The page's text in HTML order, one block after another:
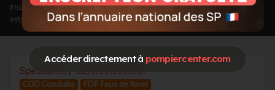
Accéder directement à pompiercenter.com
Inscrit depuis le 18/04/2024 à 14:44
Informations mises à jour le 28/04/2024 à 16:46
Spécialités / Centres d'intérêt
COD Conduite
FDF Feux de foret